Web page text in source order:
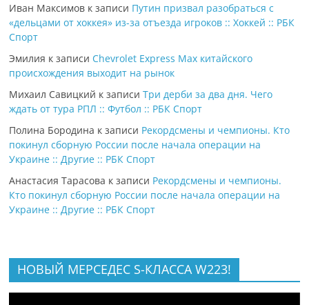
Иван Максимов к записи Путин призвал разобраться с
«дельцами от хоккея» из-за отъезда игроков :: Хоккей :: РБК
Спорт
Эмилия к записи Chevrolet Express Max китайского
происхождения выходит на рынок
Михаил Савицкий к записиТри дерби за два дня. Чего
ждать от тура РПЛ :: Футбол :: РБК Спорт
Полина Бородина к записи Рекордсмены и чемпионы. Кто
покинул сборную России после начала операции на
Украине :: Другие :: РБК Спорт
Анастасия Тарасова к записи Рекордсмены и чемпионы.
Кто покинул сборную России после начала операции на
Украине :: Другие :: РБК Спорт
НОВЫЙ МЕРСЕДЕС S-КЛАССА W223!